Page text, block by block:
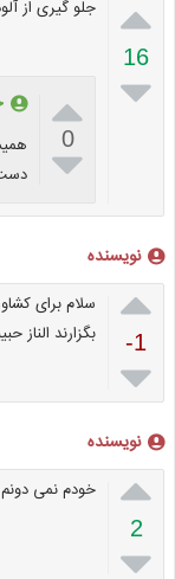

16

جلو گیری از

0

نویسنده

-1

سلام برای
بگزارند الناز
نویسنده

2

خودم نمی دونم